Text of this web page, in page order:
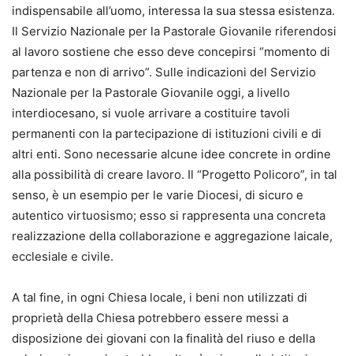
indispensabile all’uomo, interessa la sua stessa esistenza.
Il Servizio Nazionale per la Pastorale Giovanile riferendosi
al lavoro sostiene che esso deve concepirsi “momento di
partenza e non di arrivo”. Sulle indicazioni del Servizio
Nazionale per la Pastorale Giovanile oggi, a livello
interdiocesano, si vuole arrivare a costituire tavoli
permanenti con la partecipazione di istituzioni civili e di
altri enti. Sono necessarie alcune idee concrete in ordine
alla possibilità di creare lavoro. Il “Progetto Policoro”, in tal
senso, è un esempio per le varie Diocesi, di sicuro e
autentico virtuosismo; esso si rappresenta una concreta
realizzazione della collaborazione e aggregazione laicale,
ecclesiale e civile.
A tal fine, in ogni Chiesa locale, i beni non utilizzati di
proprietà della Chiesa potrebbero essere messi a
disposizione dei giovani con la finalità del riuso e della